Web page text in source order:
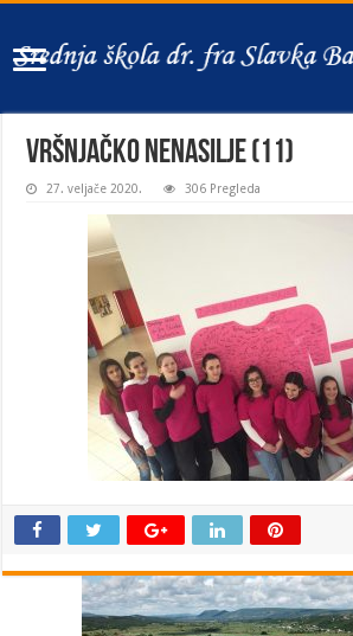
Vršnjačko nenasilje (11)
27. veljače 2020. 306 Pregleda